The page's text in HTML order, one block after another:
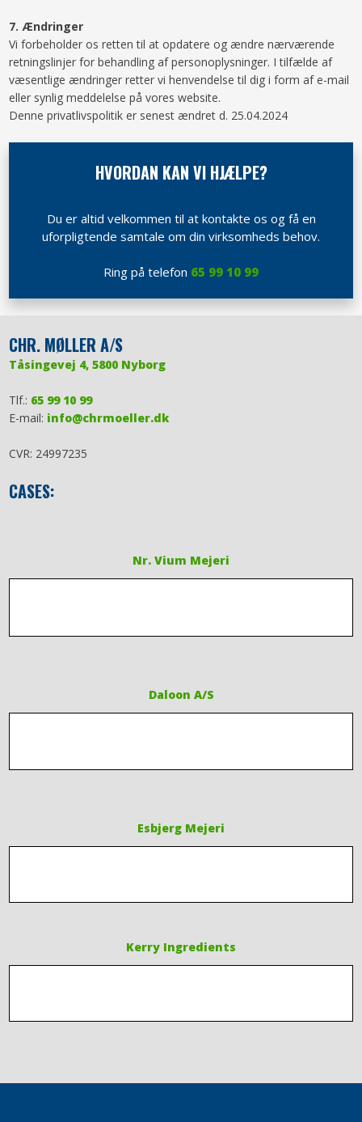
7.​ Ændringer
Vi forbeholder os retten til at opdatere og ændre nærværende
retningslinjer for behandling af personoplysninger. I tilfælde af
væsentlige ændringer retter vi henvendelse til dig i form af e-mail
eller synlig meddelelse på vores website.
Denne privatlivspolitik er senest ændret d. 25.04.2024
HVORDAN KAN VI HJÆLPE?​
​​Du er altid velkommen til at kontakte os og få en
uforpligtende samtale om din virksomheds behov.
Ring på telefon 65 99 10 99
​CHR. MØLLER A/S
Tåsingevej 4, 5800 Nyborg
Tlf.: 65 99 10 99
E-mail: info@chrmoeller.dk
CVR: 24997235
CASES:
​​Nr. Vium Mejeri
Daloon A/S
Esbjerg Mejeri
Kerry Ingredients